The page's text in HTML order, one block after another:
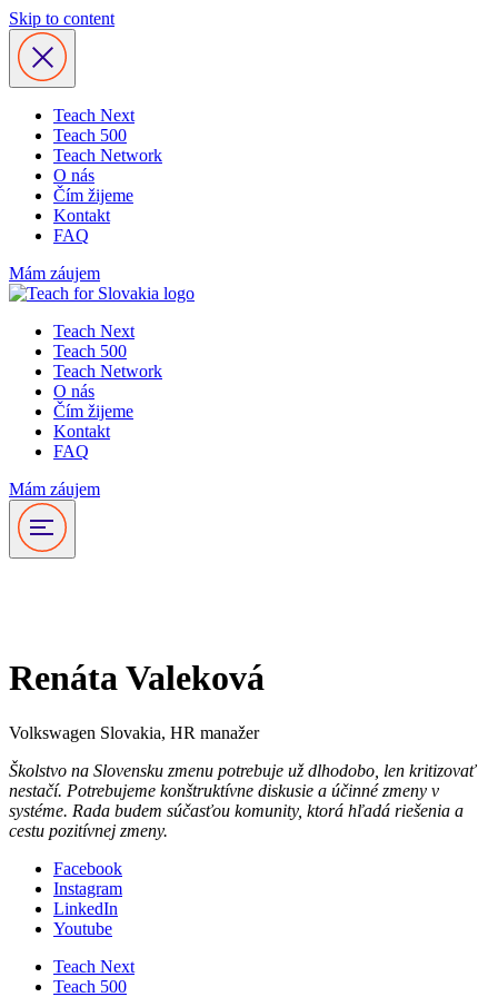
Skip to content
Teach Next
Teach 500
Teach Network
O nás
Čím žijeme
Kontakt
FAQ
Mám záujem
Teach Next
Teach 500
Teach Network
O nás
Čím žijeme
Kontakt
FAQ
Mám záujem
Renáta Valeková
Volkswagen Slovakia, HR manažer
Školstvo na Slovensku zmenu potrebuje už dlhodobo, len kritizovať
nestačí. Potrebujeme konštruktívne diskusie a účinné zmeny v
systéme. Rada budem súčasťou komunity, ktorá hľadá riešenia a
cestu pozitívnej zmeny.
Facebook
Instagram
LinkedIn
Youtube
Teach Next
Teach 500